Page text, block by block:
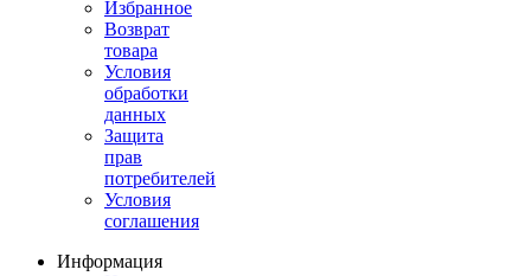
Избранное
Возврат
товара
Условия
обработки
данных
Защита
прав
потребителей
Условия
соглашения
Информация